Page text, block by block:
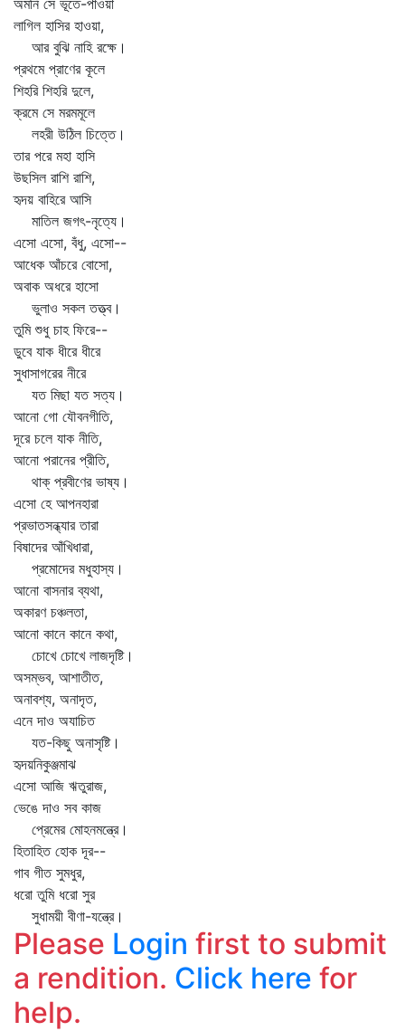
অমনি সে ভূতে-পাওয়া
লাগিল হাসির হাওয়া,
আর বুঝি নাহি রক্ষে।
প্রথমে প্রাণের কূলে
শিহরি শিহরি দুলে,
ক্রমে সে মরমমূলে
লহরী উঠিল চিত্তে।
তার পরে মহা হাসি
উছসিল রাশি রাশি,
হৃদয় বাহিরে আসি
মাতিল জগৎ-নৃত্যে।
এসো এসো, বঁধু, এসো--
আধেক আঁচরে বোসো,
অবাক অধরে হাসো
ভুলাও সকল তত্ত্ব।
তুমি শুধু চাহ ফিরে--
ডুবে যাক ধীরে ধীরে
সুধাসাগরের নীরে
যত মিছা যত সত্য।
আনো গো যৌবনগীতি,
দূরে চলে যাক নীতি,
আনো পরানের প্রীতি,
থাক্‌ প্রবীণের ভাষ্য।
এসো হে আপনহারা
প্রভাতসন্ধ্যার তারা
বিষাদের আঁখিধারা,
প্রমোদের মধুহাস্য।
আনো বাসনার ব্যথা,
অকারণ চঞ্চলতা,
আনো কানে কানে কথা,
চোখে চোখে লাজদৃষ্টি।
অসম্ভব, আশাতীত,
অনাবশ্য, অনাদৃত,
এনে দাও অযাচিত
যত-কিছু অনাসৃষ্টি।
হৃদয়নিকুঞ্জমাঝ
এসো আজি ঋতুরাজ,
ভেঙে দাও সব কাজ
প্রেমের মোহনমন্ত্রে।
হিতাহিত হোক দূর--
গাব গীত সুমধুর,
ধরো তুমি ধরো সুর
সুধাময়ী বীণা-যন্ত্রে।
Please Login first to submit
a rendition. Click here for
help.